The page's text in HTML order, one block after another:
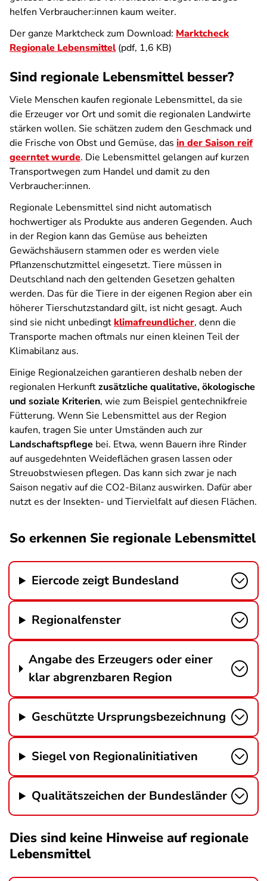
helfen Verbraucher:innen kaum weiter.
Der ganze Marktcheck zum Download: Marktcheck
Regionale Lebensmittel(pdf, 1,6 KB)
Sind regionale Lebensmittel besser?
Viele Menschen kaufen regionale Lebensmittel, da sie
die Erzeuger vor Ort und somit die regionalen Landwirte
stärken wollen. Sie schätzen zudem den Geschmack und
die Frische von Obst und Gemüse, das in der Saison reif
geerntet wurde. Die Lebensmittel gelangen auf kurzen
Transportwegen zum Handel und damit zu den
Verbraucher:innen.
Regionale Lebensmittel sind nicht automatisch
hochwertiger als Produkte aus anderen Gegenden. Auch
in der Region kann das Gemüse aus beheizten
Gewächshäusern stammen oder es werden viele
Pflanzenschutzmittel eingesetzt. Tiere müssen in
Deutschland nach den geltenden Gesetzen gehalten
werden. Das für die Tiere in der eigenen Region aber ein
höherer Tierschutzstandard gilt, ist nicht gesagt. Auch
sind sie nicht unbedingt klimafreundlicher, denn die
Transporte machen oftmals nur einen kleinen Teil der
Klimabilanz aus.
Einige Regionalzeichen garantieren deshalb neben der
regionalen Herkunftzusätzliche qualitative, ökologische
und soziale Kriterien, wie zum Beispiel gentechnikfreie
Fütterung. Wenn Sie Lebensmittel aus der Region
kaufen, tragen Sie unter Umständen auch zur
Landschaftspflege bei. Etwa, wenn Bauern ihre Rinder
auf ausgedehnten Weideflächen grasen lassen oder
Streuobstwiesen pflegen. Das kann sich zwar je nach
Saison negativ auf die CO2-Bilanz auswirken. Dafür aber
nutzt es der Insekten- und Tiervielfalt auf diesen Flächen.
So erkennen Sie regionale Lebensmittel
Eiercode zeigt Bundesland
Regionalfenster
Angabe des Erzeugers oder einer
klar abgrenzbaren Region
Geschützte Ursprungsbezeichnung
Siegel von Regionalinitiativen
Qualitätszeichen der Bundesländer
Dies sind keine Hinweise auf regionale
Lebensmittel